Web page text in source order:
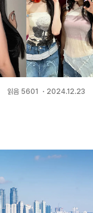
읽음 5601 ・ 2024.12.23